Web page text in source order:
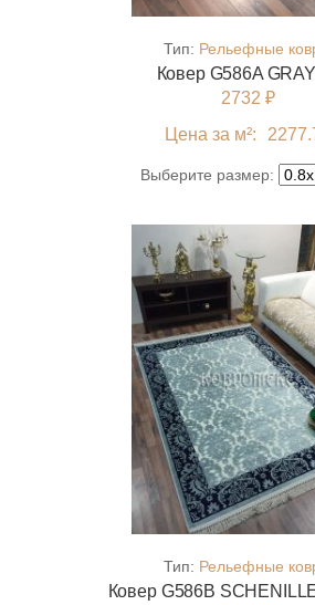
Тип: Рельефные
Ковер G586A
2732 ₽
Цена за м²:
Выберите размер:
Тип: Рельефные
Ковер G586B